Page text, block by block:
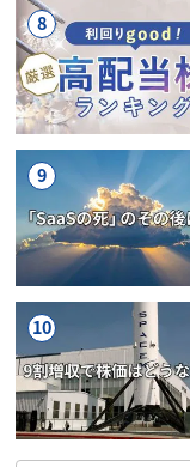
8
9
10